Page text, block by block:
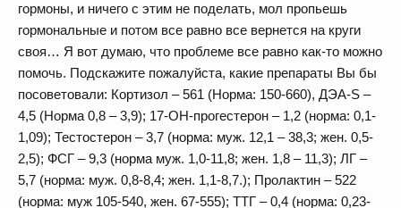
гормоны, и ничего с этим не поделать, мол пропьешь
гормональные и потом все равно все вернется на круги
своя… Я вот думаю, что проблеме все равно как-то можно
помочь. Подскажите пожалуйста, какие препараты Вы бы
посоветовали: Кортизол – 561 (Норма: 150-660), ДЭА-S –
4,5 (Норма 0,8 – 3,9); 17-ОН-прогестерон – 1,2 (норма: 0,1-
1,09); Тестостерон – 3,7 (норма: муж. 12,1 – 38,3; жен. 0,5-
2,5); ФСГ – 9,3 (норма муж. 1,0-11,8; жен. 1,8 – 11,3); ЛГ –
5,7 (норма: муж. 0,8-8,4; жен. 1,1-8,7.); Пролактин – 522
(норма: муж 105-540, жен. 67-555); ТТГ – 0,4 (норма: 0,23-